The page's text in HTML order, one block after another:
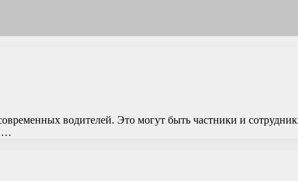
водителей. Это могут быть частники и